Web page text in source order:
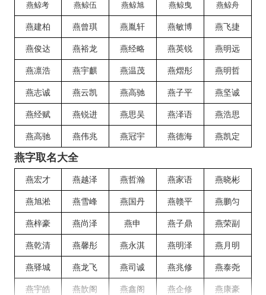
燕鲸考 燕鲸伍 燕鲸旭 燕鲸曳 燕鲸舟
燕建柏 燕曾琪 燕胤轩 燕敏博 燕飞捷
燕俊达 燕裕龙 燕经略 燕英锐 燕明远
燕凛浩 燕宇麒 燕温茂 燕熠彤 燕明哲
燕志诚 燕云凯 燕高驰 燕子平 燕坚诚
燕经赋 燕锐进 燕思吴 燕泽语 燕浩思
燕高驰 燕伟兆 燕冠宇 燕德海 燕凯定
燕字取名大全
燕宏才 燕越泽 燕哲瀚 燕家语 燕晓彬
燕旭淞 燕雪峰 燕国丹 燕赣平 燕鹏匀
燕梓豪 燕尚泽 燕申 燕子鼎 燕荣副
燕乾清 燕馨彤 燕永淇 燕明泽 燕月明
燕驿城 燕龙飞 燕司诚 燕兆修 燕泰尧
燕宇皓 燕歆阁 燕鑫阁 燕企修 燕康豪